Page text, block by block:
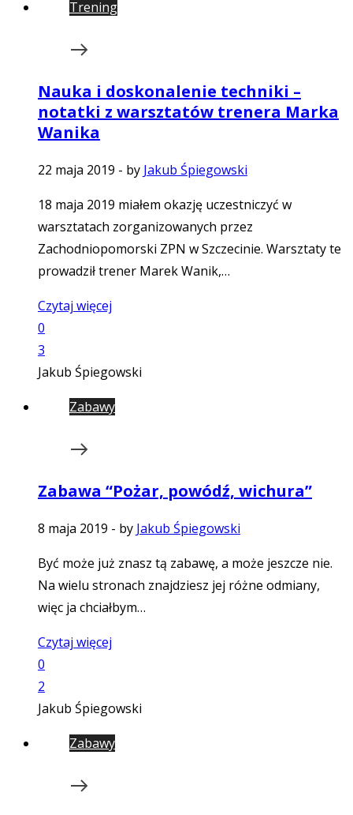
Trening
Nauka i doskonalenie techniki –
notatki z warsztatów trenera Marka
Wanika
22 maja 2019 - by Jakub Śpiegowski
18 maja 2019 miałem okazję uczestniczyć w
warsztatach zorganizowanych przez
Zachodniopomorski ZPN w Szczecinie. Warsztaty te
prowadził trener Marek Wanik,…
Czytaj więcej
0
3
Jakub Śpiegowski
Zabawy
Zabawa “Pożar, powódź, wichura”
8 maja 2019 - by Jakub Śpiegowski
Być może już znasz tą zabawę, a może jeszcze nie.
Na wielu stronach znajdziesz jej różne odmiany,
więc ja chciałbym…
Czytaj więcej
0
2
Jakub Śpiegowski
Zabawy